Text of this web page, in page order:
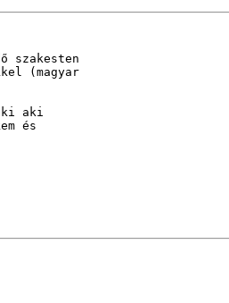
szakesten
(magyar
aki
és